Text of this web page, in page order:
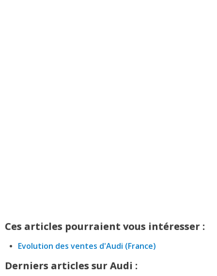
Ces articles pourraient vous intéresser :
Evolution des ventes d'Audi (France)
Derniers articles sur Audi :